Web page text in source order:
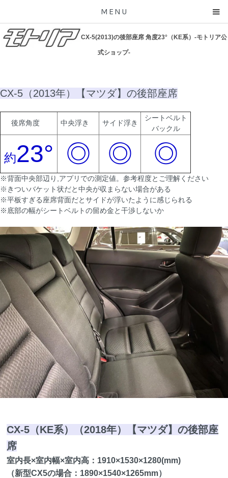
MENU
CX-5(2013)の後部座席 角度23°（KE系）-モトリア公
式ショップ-
CX-5（2013年）【マツダ】の後部座席
後席角度 中央浮き サイド浮き
シートベルト
バックル
約23° ◎ ◎ ◎
※背面中央部辺り,アプリでの測定値。参考程度とご理解ください
※きついバケット状だと中央が収まらない場合がある
※平板すぎる座席背面だとサイドが浮いたように感じられる
※底部の幅がシートベルトの留め金と干渉しないか
CX-5（KE系）（2018年）【マツダ】の後部座
席
室内長×室内幅×室内高：1910×1530×1280(mm)
（新型CX5の場合：1890×1540×1265mm）